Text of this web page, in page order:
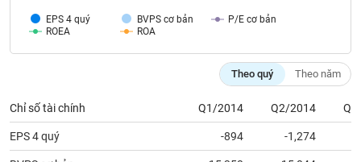
EPS 4 quý BVPS cơ bản
P/E cơ bản
ROEA
ROA
Theo quý Theo năm
Chỉ số tài chính Q1/2014 Q2/2014
EPS 4 quý -894 -1,274
Công